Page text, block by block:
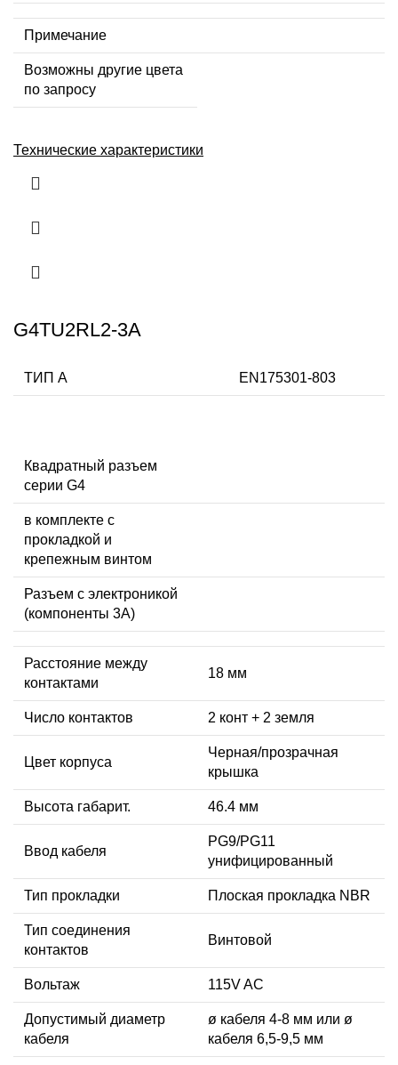
Примечание
Возможны другие цвета
по запросу
Технические характеристики
G4TU2RL2-3A
ТИП А EN175301-803
Квадратный разъем
серии G4
в комплекте с
прокладкой и
крепежным винтом
Разъем с электроникой
(компоненты 3A)
Расстояние между
контактами
18 мм
Число контактов 2 конт + 2 земля
Цвет корпуса
Черная/прозрачная
крышка
Высота габарит. 46.4 мм
Ввод кабеля
PG9/PG11
унифицированный
Тип прокладки Плоская прокладка NBR
Тип соединения
контактов
Винтовой
Вольтаж 115V AC
Допустимый диаметр
кабеля
ø кабеля 4-8 мм или ø
кабеля 6,5-9,5 мм